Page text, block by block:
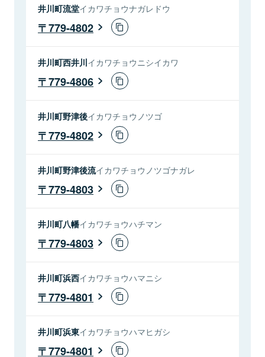
井川町流堂イカワチョウナガレドウ
779-4802
井川町西井川イカワチョウニシイカワ
779-4806
井川町野津後イカワチョウノツゴ
779-4802
井川町野津後流イカワチョウノツゴナガレ
779-4803
井川町八幡イカワチョウハチマン
779-4803
井川町浜西イカワチョウハマニシ
779-4801
井川町浜東イカワチョウハマヒガシ
779-4801